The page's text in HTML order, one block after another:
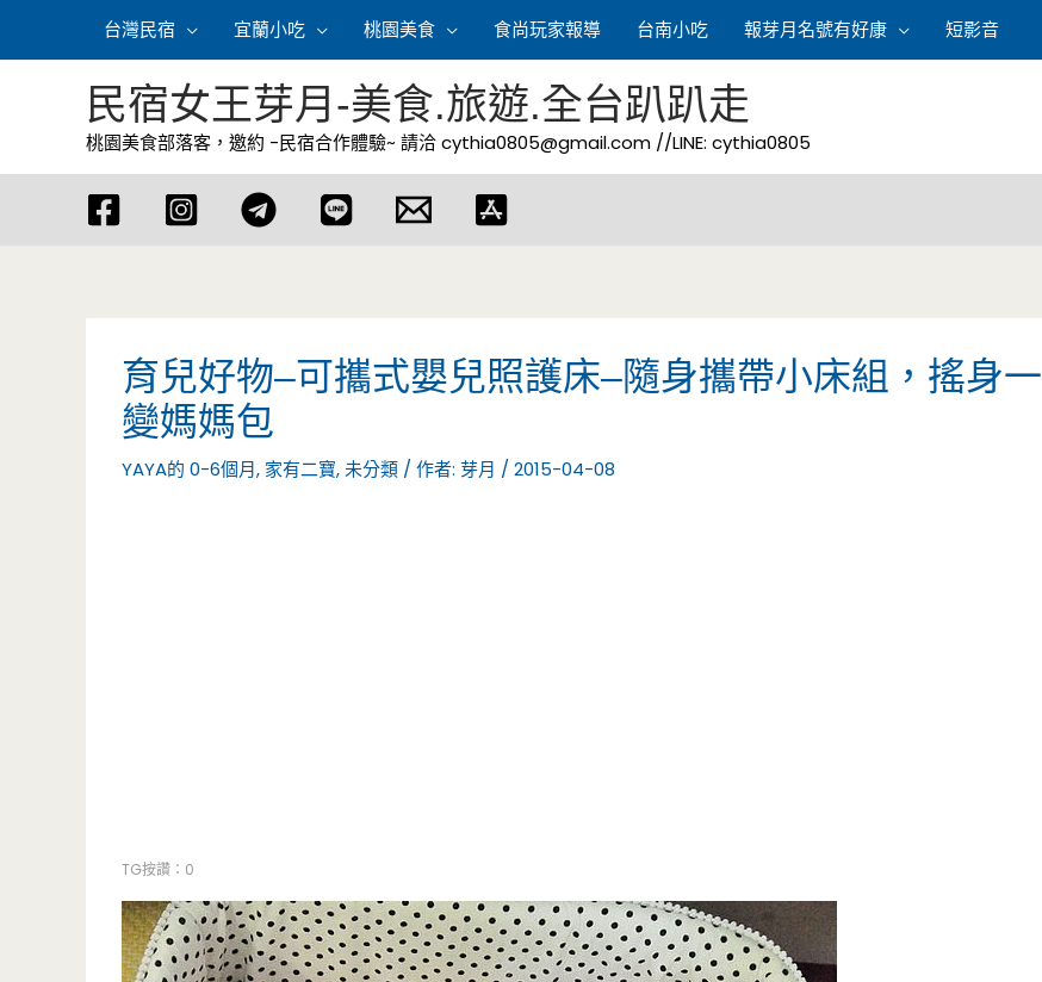
容
台灣民宿 宜蘭小吃 桃園美食 食尚玩家報導 台南小吃 報芽月名號有好康 短影音
民宿女王芽月-美食.旅遊.全台趴趴走
桃園美食部落客，邀約 -民宿合作體驗~ 請洽cythia0805@gmail.com //LINE: cythia0805
育兒好物–可攜式嬰兒照護床–隨身攜帶小床組，搖身一
變媽媽包
YAYA的 0-6個月, 家有二寶, 未分類 / 作者: 芽月 / 2015-04-08
TG按讚：0